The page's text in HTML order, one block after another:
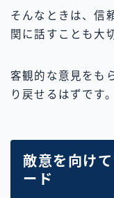
そんなときは、信
関に話すことも大
客観的な意見をも
り戻せるはずです。
敵意を向け
ード